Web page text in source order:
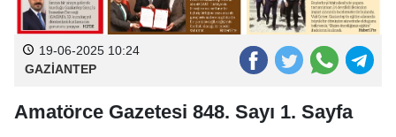
19-06-2025 10:24
GAZİANTEP
Amatörce Gazetesi 848. Sayı 1. Sayfa